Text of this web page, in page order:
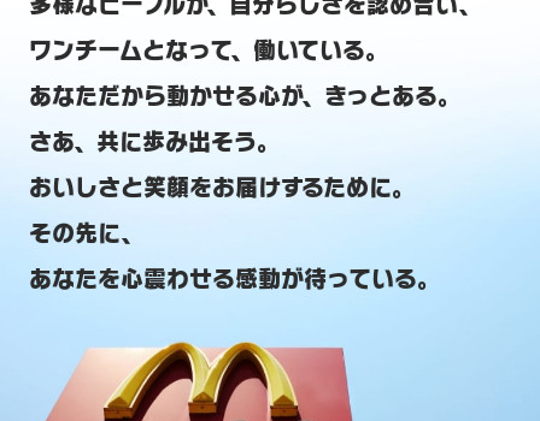
ワンチームとなって、働いている。
あなただから動かせる心が、きっとある。
さあ、共に歩み出そう。
おいしさと笑顔をお届けするために。
その先に、
あなたを心震わせる感動が待っている。